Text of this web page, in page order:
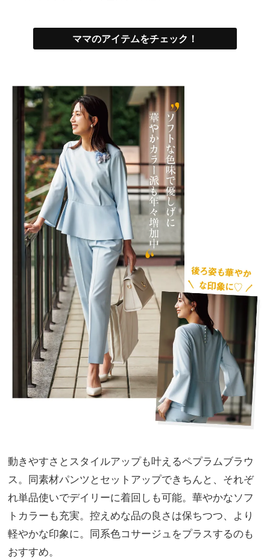
ママのアイテムをチェック！
動きやすさとスタイルアップも叶えるペプラムブラウ
ス。同素材パンツとセットアップできちんと、それぞ
れ単品使いでデイリーに着回しも可能。華やかなソフ
トカラーも充実。控えめな品の良さは保ちつつ、より
軽やかな印象に。同系色コサージュをプラスするのも
おすすめ。